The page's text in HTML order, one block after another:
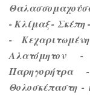
- Κλίμαξ - Σκέπη
-
Αλατόμητον
Θολοσκέπαστη -